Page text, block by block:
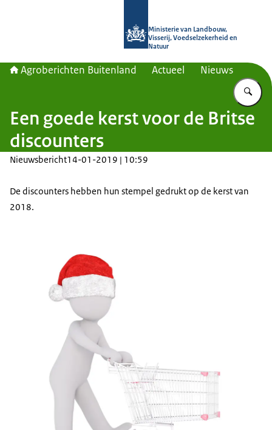
Ministerie van Landbouw,
Visserij, Voedselzekerheid en
Natuur
Agroberichten Buitenland Actueel Nieuws
Een goede kerst voor de Britse
discounters
Nieuwsbericht14-01-2019 | 10:59
De discounters hebben hun stempel gedrukt op de kerst van
2018.